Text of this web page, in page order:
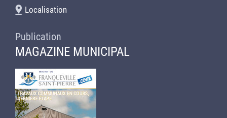
Localisation
Publication
MAGAZINE MUNICIPAL